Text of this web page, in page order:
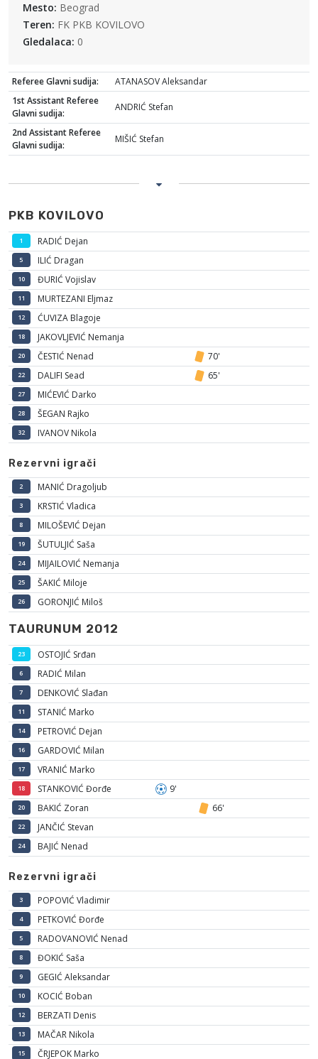
Mesto: Beograd
Teren: FK PKB KOVILOVO
Gledalaca: 0
Referee Glavni sudija:
ATANASOV Aleksandar
1st Assistant Referee
Glavni sudija:
ANDRIĆ Stefan
2nd Assistant Referee
Glavni sudija:
MIŠIĆ Stefan
PKB KOVILOVO
1 RADIĆ Dejan
5 ILIĆ Dragan
10 ĐURIĆ Vojislav
11 MURTEZANI Eljmaz
12 ĆUVIZA Blagoje
18 JAKOVLJEVIĆ Nemanja
20 ČESTIĆ Nenad 70'
22 DALIFI Sead 65'
27 MIĆEVIĆ Darko
28 ŠEGAN Rajko
32 IVANOV Nikola
Rezervni igrači
2 MANIĆ Dragoljub
3 KRSTIĆ Vladica
8 MILOŠEVIĆ Dejan
19 ŠUTULJIĆ Saša
24 MIJAILOVIĆ Nemanja
25 ŠAKIĆ Miloje
26 GORONJIĆ Miloš
TAURUNUM 2012
23 OSTOJIĆ Srđan
6 RADIĆ Milan
7 DENKOVIĆ Slađan
11 STANIĆ Marko
14 PETROVIĆ Dejan
16 GARDOVIĆ Milan
17 VRANIĆ Marko
18 STANKOVIĆ Đorđe 9'
20 BAKIĆ Zoran 66'
22 JANČIĆ Stevan
24 BAJIĆ Nenad
Rezervni igrači
3 POPOVIĆ Vladimir
4 PETKOVIĆ Đorđe
5 RADOVANOVIĆ Nenad
8 ĐOKIĆ Saša
9 GEGIĆ Aleksandar
10 KOCIĆ Boban
12 BERZATI Denis
13 MAČAR Nikola
15 ČRJEPOK Marko